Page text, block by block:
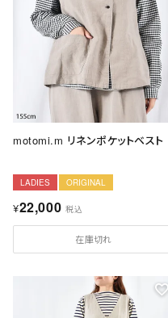
motomi.m リネンポケットベスト
LADIES ORIGINAL
¥22,000 税込
在庫切れ